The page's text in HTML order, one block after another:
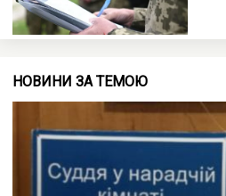
НОВИНИ ЗА ТЕМОЮ